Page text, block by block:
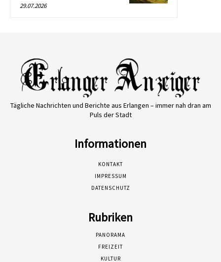
29.07.2026
Tägliche Nachrichten und Berichte aus Erlangen – immer nah dran am
Puls der Stadt
Informationen
KONTAKT
IMPRESSUM
DATENSCHUTZ
Rubriken
PANORAMA
FREIZEIT
KULTUR